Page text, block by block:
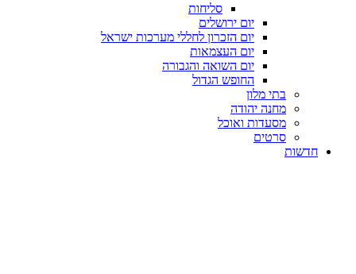
סליחות
יום ירושלים
יום הזכרון לחללי מערכות ישראל
יום העצמאות
יום השואה והגבורה
החופש הגדול
בתי מלון
מחנה יהודה
מסעדות ואוכל
סרטים
חדשות